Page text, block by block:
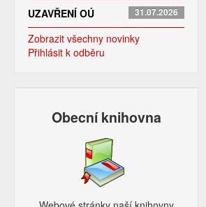
UZAVŘENÍ OÚ 31.07.2026
Zobrazit všechny novinky
Přihlásit k odběru
Obecní knihovna